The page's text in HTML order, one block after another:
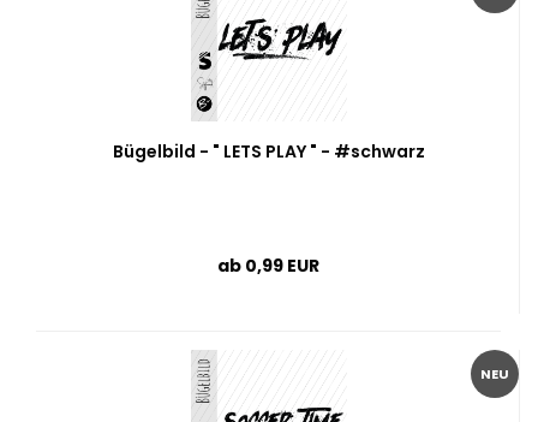
Bügelbild - " LETS PLAY " - #schwarz
ab 0,99 EUR
NEU